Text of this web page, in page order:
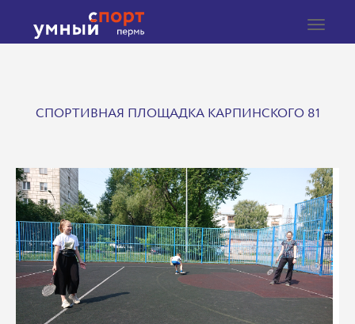
Toggle
СПОРТИВНАЯ ПЛОЩАДКА КАРПИНСКОГО 81